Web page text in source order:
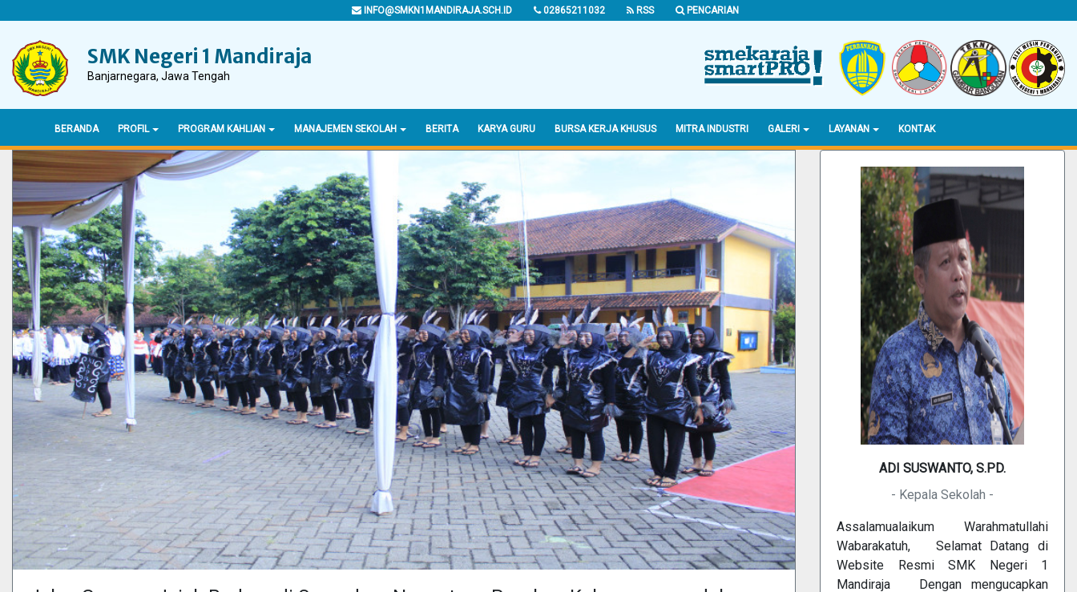
INFO@SMKN1MANDIRAJA.SCH.ID 02865211032 RSS PENCARIAN
SMK Negeri 1 Mandiraja
Banjarnegara, Jawa Tengah
BERANDA PROFIL PROGRAM KAHLIAN MANAJEMEN SEKOLAH BERITA KARYA GURU BURSA KERJA KHUSUS MITRA INDUSTRI GALERI LAYANAN KONTAK
ADI SUSWANTO, S.PD.
- Kepala Sekolah -
Assalamualaikum Warahmatullahi
Wabarakatuh, Selamat Datang di
Website Resmi SMK Negeri 1
Mandiraja Dengan mengucapkan